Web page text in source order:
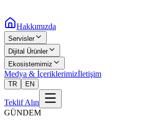
Hakkımızda
Servisler
Dijital Ürünler
Ekosistemimiz
Medya & İçeriklerimizİletişim
TR EN
Teklif Alın
GÜNDEM